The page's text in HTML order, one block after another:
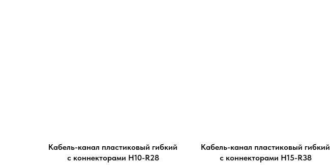
Кабель-канал пластиковый гибкий
с коннекторами H10-R28
Кабель-канал пластиковый гибкий
с коннекторами H15-R38